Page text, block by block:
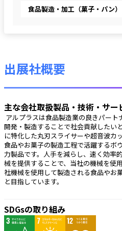
食品製造・加工（菓子・パン）
出展社概要
主な会社取扱製品・技術・サー
開発・製造することで社会貢献したい
に特化した丸刃スライサーや超音波カ
食品やお菓子の製造工程で活躍するボ
力製品です。人手を減らし、速く効率
械を提供することで、当社の機械を使
社機械を使用して製造される食品やお
と目指しています。
SDGsの取り組み